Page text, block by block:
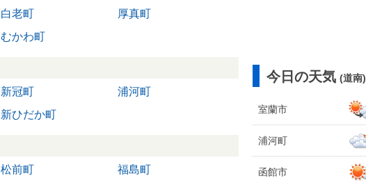
白老町
厚真町
むかわ町
新冠町
浦河町
新ひだか町
松前町
福島町
今日の天気 (道南)
室蘭市
浦河町
函館市